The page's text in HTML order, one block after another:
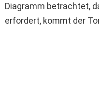
Diagramm betrachtet,
erfordert, kommt der